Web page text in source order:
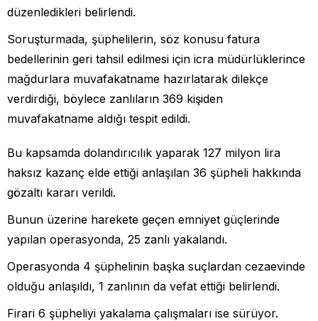
düzenledikleri belirlendi.
Soruşturmada, şüphelilerin, söz konusu fatura
bedellerinin geri tahsil edilmesi için icra müdürlüklerince
mağdurlara muvafakatname hazırlatarak dilekçe
verdirdiği, böylece zanlıların 369 kişiden
muvafakatname aldığı tespit edildi.
Bu kapsamda dolandırıcılık yaparak 127 milyon lira
haksız kazanç elde ettiği anlaşılan 36 şüpheli hakkında
gözaltı kararı verildi.
Bunun üzerine harekete geçen emniyet güçlerinde
yapılan operasyonda, 25 zanlı yakalandı.
Operasyonda 4 şüphelinin başka suçlardan cezaevinde
olduğu anlaşıldı, 1 zanlının da vefat ettiği belirlendi.
Firari 6 şüpheliyi yakalama çalışmaları ise sürüyor.